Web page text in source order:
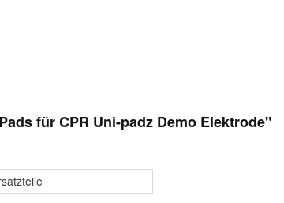
für CPR Uni-padz Demo Elektrode"